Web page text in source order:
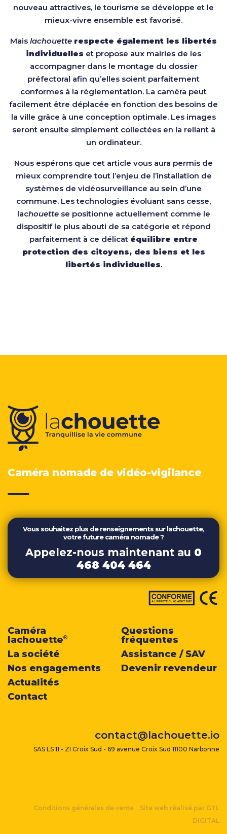
nouveau attractives, le tourisme se développe et le
mieux-vivre ensemble est favorisé.
Mais lachouette respecte également les libertés
individuelles et propose aux mairies de les
accompagner dans le montage du dossier
préfectoral afin qu’elles soient parfaitement
conformes à la réglementation. La caméra peut
facilement être déplacée en fonction des besoins de
la ville grâce à une conception optimale. Les images
seront ensuite simplement collectées en la reliant à
un ordinateur.
Nous espérons que cet article vous aura permis de
mieux comprendre tout l’enjeu de l’installation de
systèmes de vidéosurveillance au sein d’une
commune. Les technologies évoluant sans cesse,
lachouettese positionne actuellement comme le
dispositif le plus abouti de sa catégorie et répond
parfaitement à ce délicat équilibre entre
protection des citoyens, des biens et les
libertés individuelles.
Caméra nomade de vidéo-vigilance
Vous souhaitez plus de renseignements sur lachouette,
votre future caméra nomade ?
Appelez-nous maintenant au 0
468 404 464
Caméra
lachouette®
La société
Nos engagements
Actualités
Contact
Questions
fréquentes
Assistance / SAV
Devenir revendeur
contact@lachouette.io
SAS LS 11 - ZI Croix Sud - 69 avenue Croix Sud 11100 Narbonne
Conditions générales de vente
Site web réalisé par GTL
DIGITAL